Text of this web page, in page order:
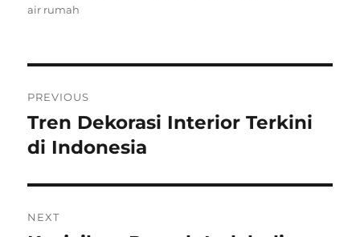
air rumah
navigation
PREVIOUS
Previous
post:
Tren Dekorasi Interior Terkini
di Indonesia
NEXT